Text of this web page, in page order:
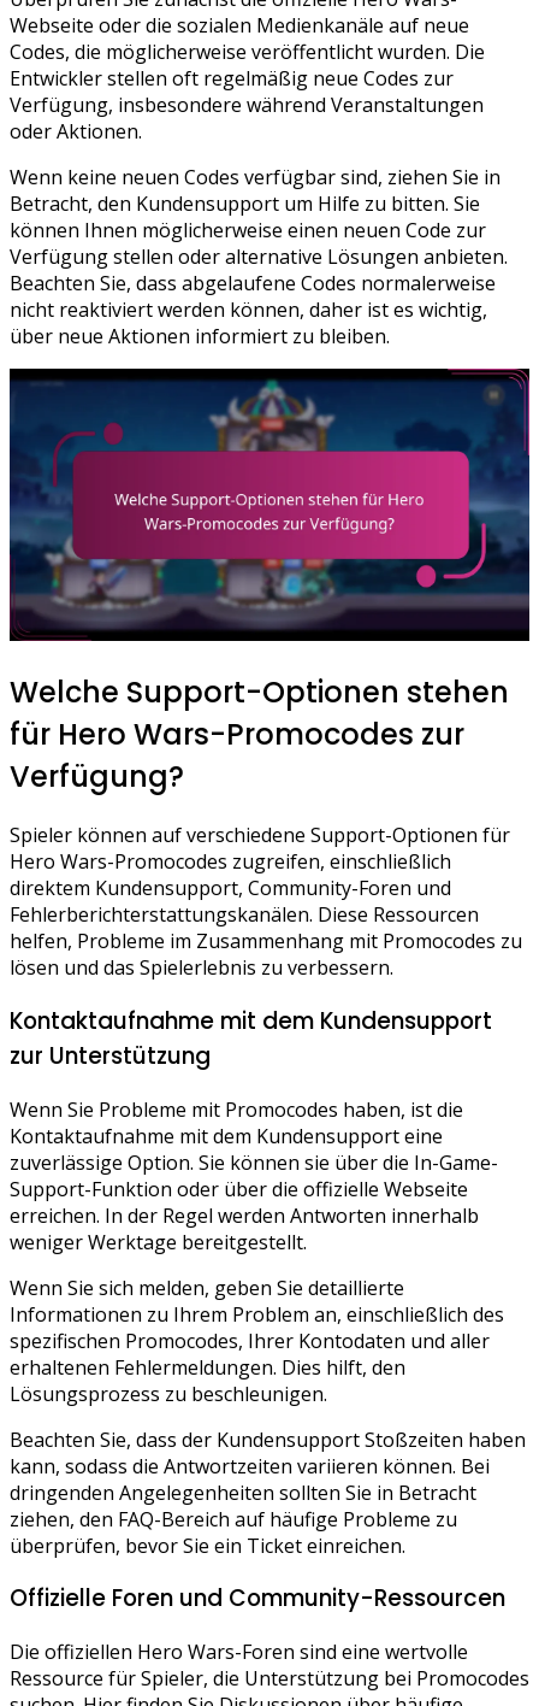
Webseite oder die sozialen Medienkanäle auf neue
Codes, die möglicherweise veröffentlicht wurden. Die
Entwickler stellen oft regelmäßig neue Codes zur
Verfügung, insbesondere während Veranstaltungen
oder Aktionen.
Wenn keine neuen Codes verfügbar sind, ziehen Sie in
Betracht, den Kundensupport um Hilfe zu bitten. Sie
können Ihnen möglicherweise einen neuen Code zur
Verfügung stellen oder alternative Lösungen anbieten.
Beachten Sie, dass abgelaufene Codes normalerweise
nicht reaktiviert werden können, daher ist es wichtig,
über neue Aktionen informiert zu bleiben.
Welche Support-Optionen stehen
für Hero Wars-Promocodes zur
Verfügung?
Spieler können auf verschiedene Support-Optionen für
Hero Wars-Promocodes zugreifen, einschließlich
direktem Kundensupport, Community-Foren und
Fehlerberichterstattungskanälen. Diese Ressourcen
helfen, Probleme im Zusammenhang mit Promocodes zu
lösen und das Spielerlebnis zu verbessern.
Kontaktaufnahme mit dem Kundensupport
zur Unterstützung
Wenn Sie Probleme mit Promocodes haben, ist die
Kontaktaufnahme mit dem Kundensupport eine
zuverlässige Option. Sie können sie über die In-Game-
Support-Funktion oder über die offizielle Webseite
erreichen. In der Regel werden Antworten innerhalb
weniger Werktage bereitgestellt.
Wenn Sie sich melden, geben Sie detaillierte
Informationen zu Ihrem Problem an, einschließlich des
spezifischen Promocodes, Ihrer Kontodaten und aller
erhaltenen Fehlermeldungen. Dies hilft, den
Lösungsprozess zu beschleunigen.
Beachten Sie, dass der Kundensupport Stoßzeiten haben
kann, sodass die Antwortzeiten variieren können. Bei
dringenden Angelegenheiten sollten Sie in Betracht
ziehen, den FAQ-Bereich auf häufige Probleme zu
überprüfen, bevor Sie ein Ticket einreichen.
Offizielle Foren und Community-Ressourcen
Die offiziellen Hero Wars-Foren sind eine wertvolle
Ressource für Spieler, die Unterstützung bei Promocodes